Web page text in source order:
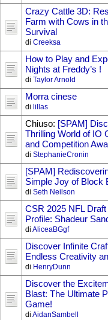
Crazy Cattle 3D:
Farm with Cows in
Survival
di Creeksa
How to Play and
Nights at Freddy’s !
di Taylor Arnold
Morra cinese
di lillas
Chiuso: [SPAM]
Thrilling World of IO
and Competition
di StephanieCronin
[SPAM]
Simple Joy of Block
di Seth Neilson
CSR 2025 NFL
Profile: Shadeur
di AliceaBGgf
Discover Infinite
Endless Creativity
di HenryDunn
Discover the
Blast: The Ultimate
Game!
di AidanSambell